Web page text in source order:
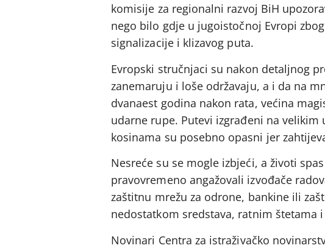
komisije za regionalni razvoj BiH
nego bilo gdje u jugoistočnoj Evropi
signalizacije i klizavog puta.
Evropski stručnjaci su nakon detaljnog
zanemaruju i loše održavaju, a i da na
dvanaest godina nakon rata, većina
udarne rupe. Putevi izgrađeni na
kosinama su posebno opasni jer
Nesreće su se mogle izbjeći, a životi
pravovremeno angažovali izvođače
zaštitnu mrežu za odrone, bankine ili
nedostatkom sredstava, ratnim
Novinari Centra za istraživačko